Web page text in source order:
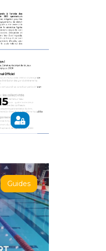
Guides